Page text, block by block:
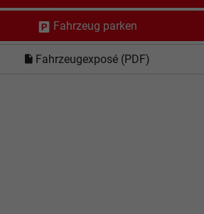
Fahrzeug parken
Fahrzeugexposé (PDF)